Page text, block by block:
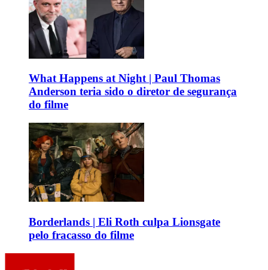
What Happens at Night | Paul Thomas
Anderson teria sido o diretor de segurança
do filme
Borderlands | Eli Roth culpa Lionsgate
pelo fracasso do filme